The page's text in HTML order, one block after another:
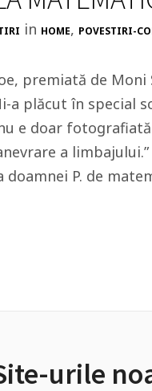
in HOME, POVESTIRI-
premiată de Moni
a plăcut în special
e doar
a
P. de
urile